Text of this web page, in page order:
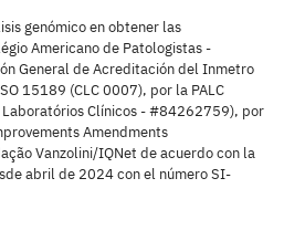
genómico en obtener las
Americano de Patologistas -
General de Acreditación del Inmetro
15189 (CLC 0007), por la PALC
Clínicos - #84262759), por
Amendments
Vanzolini/IQNet de acuerdo con la
abril de 2024 con el número SI-